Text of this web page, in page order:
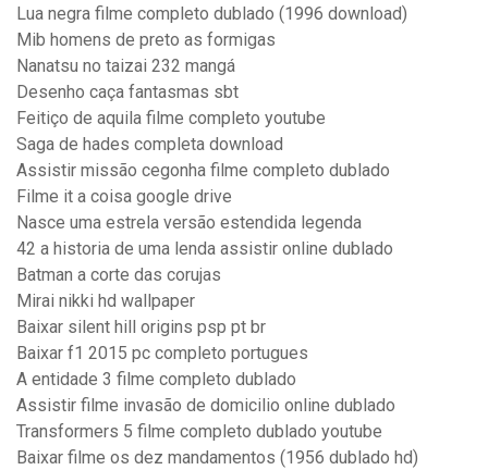
Lua negra filme completo dublado (1996 download)
Mib homens de preto as formigas
Nanatsu no taizai 232 mangá
Desenho caça fantasmas sbt
Feitiço de aquila filme completo youtube
Saga de hades completa download
Assistir missão cegonha filme completo dublado
Filme it a coisa google drive
Nasce uma estrela versão estendida legenda
42 a historia de uma lenda assistir online dublado
Batman a corte das corujas
Mirai nikki hd wallpaper
Baixar silent hill origins psp pt br
Baixar f1 2015 pc completo portugues
A entidade 3 filme completo dublado
Assistir filme invasão de domicilio online dublado
Transformers 5 filme completo dublado youtube
Baixar filme os dez mandamentos (1956 dublado hd)